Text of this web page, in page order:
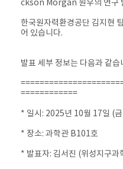
ckson Morgan 원우의 연구
한국원자력환경공단 김지현
어 있습니다.
발표 세부 정보는 다음과 같습
============
* 일시: 2025년 10월 17일 (금
* 장소: 과학관 B101호
* 발표자: 김서진 (위성지구과